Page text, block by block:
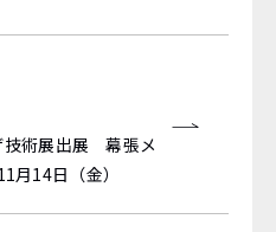
術展出展 幕張メ
14日（金）